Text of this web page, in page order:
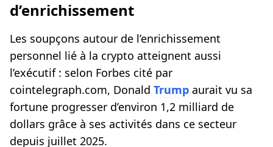
d’enrichissement
Les soupçons autour de l’enrichissement
personnel lié à la crypto atteignent aussi
l’exécutif : selon Forbes cité par
cointelegraph.com, Donald Trump aurait vu sa
fortune progresser d’environ 1,2 milliard de
dollars grâce à ses activités dans ce secteur
depuis juillet 2025.